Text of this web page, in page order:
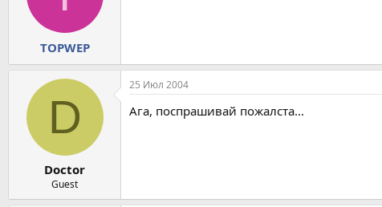
TOPWEP
D
Doctor
Guest
25 Июл 2004
Ага, поспрашивай пожалста...